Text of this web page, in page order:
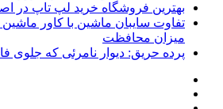
بهترین فروشگاه خرید لپ تاپ در
تفاوت سایبان ماشین با کاور
میزان محافظت
پرده حریق: دیوار نامرئی که جلوی